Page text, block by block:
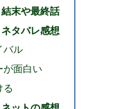
結末や最終話
タバレ感想
バル
が面白い
る